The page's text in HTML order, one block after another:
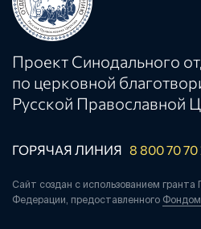
Проект Синодального
по церковной
Русской Православной
ГОРЯЧАЯ ЛИНИЯ 8 800 70 70
Сайт создан с использованием гранта
Федерации, предоставленного Фондом